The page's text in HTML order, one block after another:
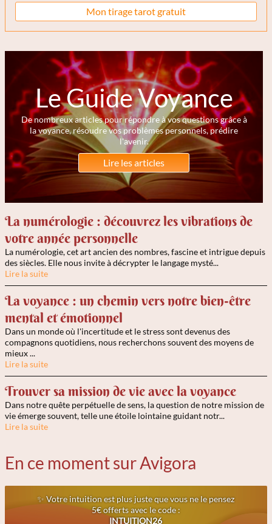
Mon tirage tarot gratuit
Le Guide Voyance
De nombreux articles pour répondre à vos questions grâce à
la voyance, résoudre vos problèmes personnels, prédire
l'avenir.
Lire les articles
La numérologie : découvrez les vibrations de
votre année personnelle
La numérologie, cet art ancien des nombres, fascine et intrigue depuis
des siècles. Elle nous invite à décrypter le langage mysté...
Lire la suite
La voyance : un chemin vers notre bien-être
mental et émotionnel
Dans un monde où l'incertitude et le stress sont devenus des
compagnons quotidiens, nous recherchons souvent des moyens de
mieux ...
Lire la suite
Trouver sa mission de vie avec la voyance
Dans notre quête perpétuelle de sens, la question de notre mission de
vie émerge souvent, telle une étoile lointaine guidant notr...
Lire la suite
En ce moment sur Avigora
✨ Votre intuition est plus juste que vous ne le pensez
5€ offerts avec le code :
INTUITION26